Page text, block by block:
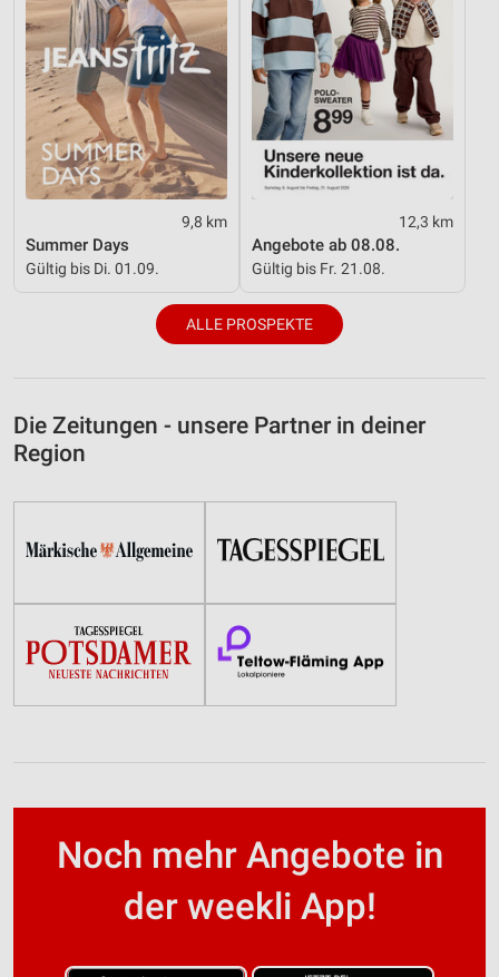
9,8 km
Summer Days
Gültig bis Di. 01.09.
12,3 km
Angebote ab 08.08.
Gültig bis Fr. 21.08.
ALLE PROSPEKTE
Die Zeitungen - unsere Partner in deiner
Region
Noch mehr Angebote in
der weekli App!